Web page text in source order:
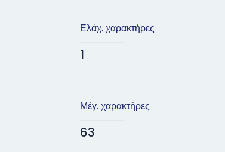
Ελάχ. χαρακτήρες
1
Μέγ. χαρακτήρες
63